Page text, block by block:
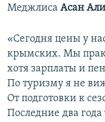
Меджлиса Асан
«Сегодня цены у
крымских. Мы
хотя зарплаты и
По туризму я не
От подготовки к
Последние два года